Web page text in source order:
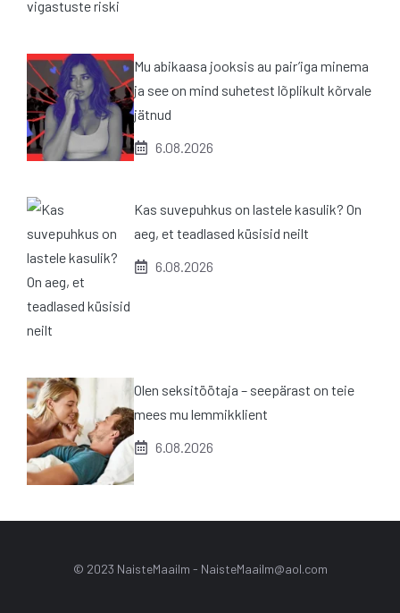
Mu abikaasa jooksis au pair’iga minema
ja see on mind suhetest lõplikult kõrvale
jätnud
6.08.2026
Kas suvepuhkus on lastele kasulik? On
aeg, et teadlased küsisid neilt
6.08.2026
Olen seksitöötaja – seepärast on teie
mees mu lemmikklient
6.08.2026
© 2023 NaisteMaailm - NaisteMaailm@aol.com